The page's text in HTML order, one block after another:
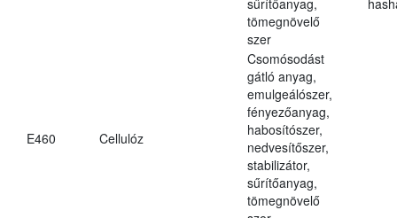
tömegnövelő
szer
E460 Cellulóz
Csomósodást
gátló anyag,
emulgeálószer,
fényezőanyag,
habosítószer,
nedvesítőszer,
stabilizátor,
sűrítőanyag,
tömegnövelő